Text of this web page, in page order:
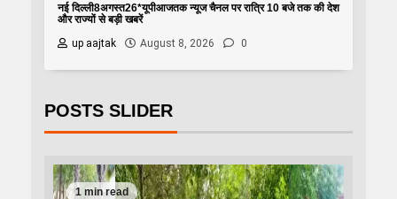
नई दिल्ली8अगस्त26*यूपीआजतक न्यूज चैनल पर रात्रि 10 बजे तक की देश
और राज्यों से बड़ी खबरें
up aajtak
August 8, 2026 0
POSTS SLIDER
1 min read